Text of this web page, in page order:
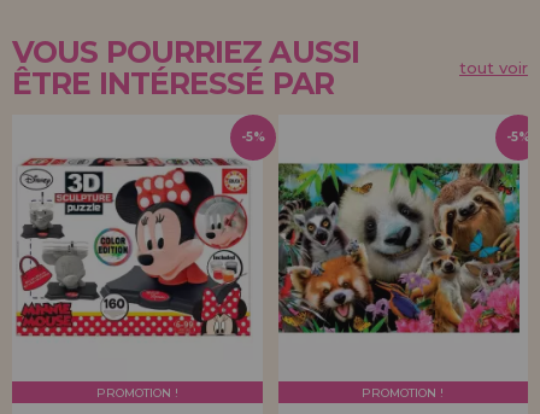
VOUS POURRIEZ AUSSI
ÊTRE INTÉRESSÉ PAR
tout voir
PROMOTION !
-5%
PROMOTION !
-5%